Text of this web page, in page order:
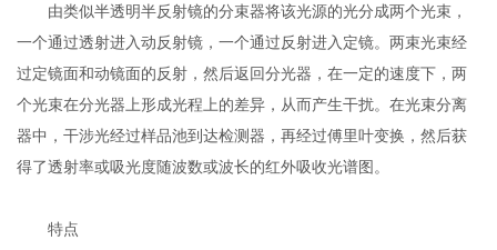
由类似半透明半反射镜的分束器将该光源的光分成两个光束，
一个通过透射进入动反射镜，一个通过反射进入定镜。两束光束经
过定镜面和动镜面的反射，然后返回分光器，在一定的速度下，两
个光束在分光器上形成光程上的差异，从而产生干扰。在光束分离
器中，干涉光经过样品池到达检测器，再经过傅里叶变换，然后获
得了透射率或吸光度随波数或波长的红外吸收光谱图。
特点